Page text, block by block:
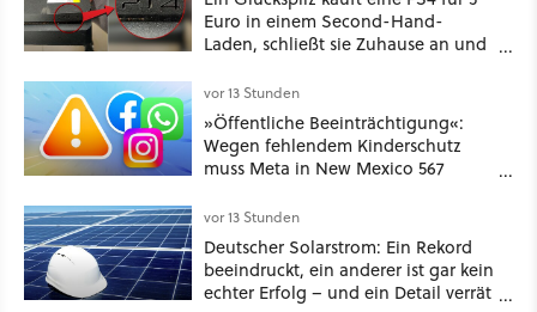
Euro in einem Second-Hand-
Laden, schließt sie Zuhause an und
funktionierende PlayStation [Best of
GameStar]
vor 13 Stunden
»Öffentliche Beeinträchtigung«:
Wegen fehlendem Kinderschutz
muss Meta in New Mexico 567
vor 13 Stunden
Deutscher Solarstrom: Ein Rekord
beeindruckt, ein anderer ist gar kein
echter Erfolg – und ein Detail verrät